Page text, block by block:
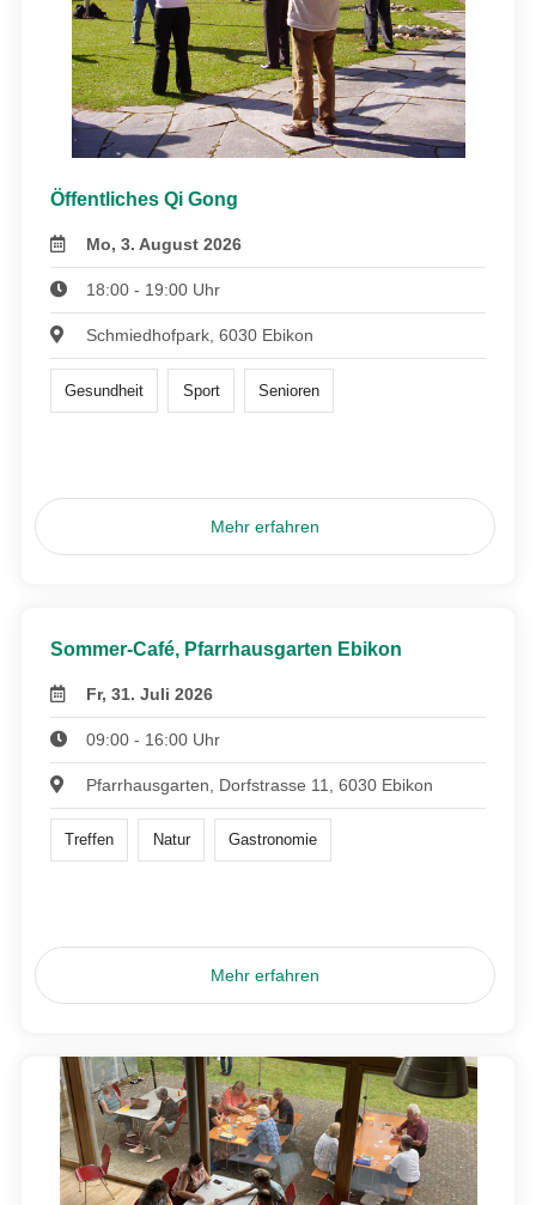
Öffentliches Qi Gong
Mo, 3. August 2026
18:00 - 19:00 Uhr
Schmiedhofpark, 6030 Ebikon
Gesundheit Sport Senioren
Mehr erfahren
Sommer-Café, Pfarrhausgarten Ebikon
Fr, 31. Juli 2026
09:00 - 16:00 Uhr
Pfarrhausgarten, Dorfstrasse 11, 6030 Ebikon
Treffen Natur Gastronomie
Mehr erfahren